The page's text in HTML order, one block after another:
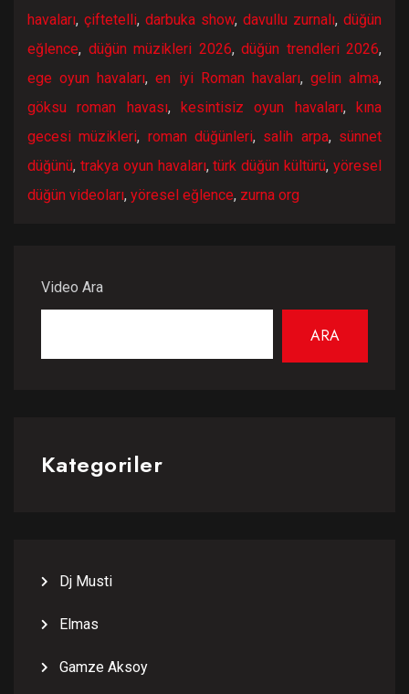
havaları, çiftetelli, darbuka show, davullu zurnalı, düğün
eğlence, düğün müzikleri 2026, düğün trendleri 2026,
ege oyun havaları,en iyi Roman havaları, gelin alma,
göksu roman havası,kesintisiz oyun havaları,kına
gecesi müzikleri, roman düğünleri, salih arpa, sünnet
düğünü, trakya oyun havaları,türk düğün kültürü,yöresel
düğün videoları, yöresel eğlence, zurna org
Video Ara
ARA
Kategoriler
Dj Musti
Elmas
Gamze Aksoy